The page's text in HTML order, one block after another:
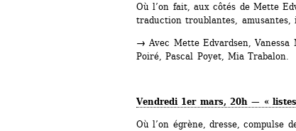
Où l’on fait, aux côtés de Mette
traduction troublantes, amusantes,
→ Avec Mette Edvardsen,
Poiré, Pascal Poyet, Mia Trabalon.
Vendredi 1er mars, 20h — «
Où l’on égrène, dresse, compulse